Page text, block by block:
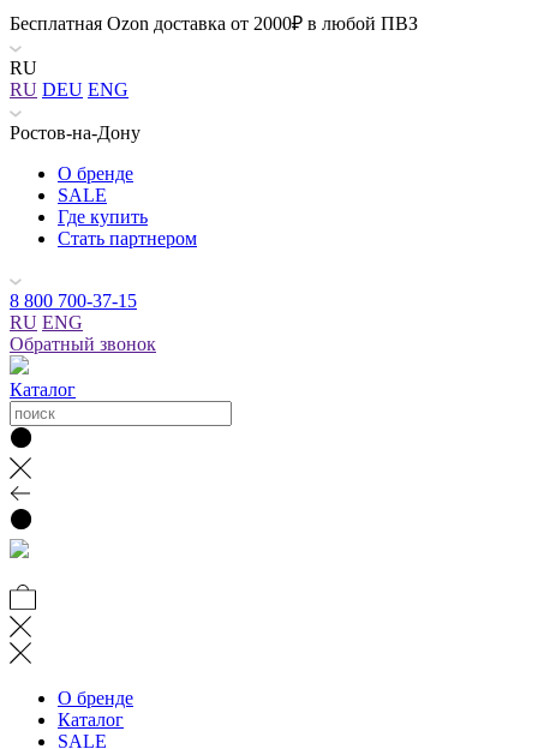
Бесплатная Ozon доставка от 2000₽ в любой ПВЗ
RU
RU DEU ENG
Ростов-на-Дону
О бренде
SALE
Где купить
Стать партнером
8 800 700-37-15
RU ENG
Обратный звонок
Каталог
О бренде
Каталог
SALE